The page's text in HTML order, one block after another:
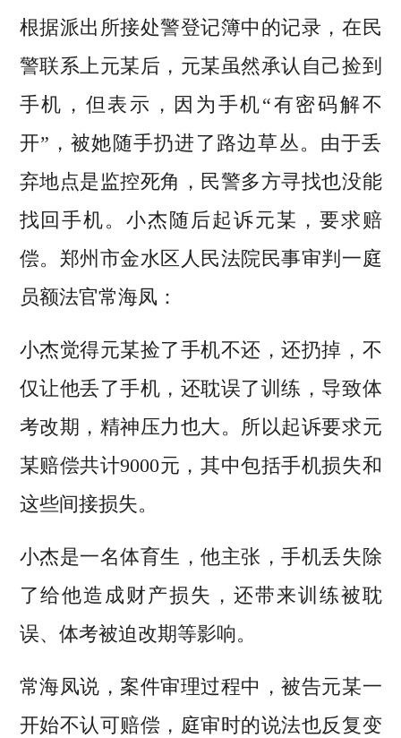
根据派出所接处警登记簿中的记录，在民
警联系上元某后，元某虽然承认自己捡到
手机，但表示，因为手机“有密码解不
开”，被她随手扔进了路边草丛。由于丢
弃地点是监控死角，民警多方寻找也没能
找回手机。小杰随后起诉元某，要求赔
偿。郑州市金水区人民法院民事审判一庭
员额法官常海凤：
小杰觉得元某捡了手机不还，还扔掉，不
仅让他丢了手机，还耽误了训练，导致体
考改期，精神压力也大。所以起诉要求元
某赔偿共计9000元，其中包括手机损失和
这些间接损失。
小杰是一名体育生，他主张，手机丢失除
了给他造成财产损失，还带来训练被耽
误、体考被迫改期等影响。
常海凤说，案件审理过程中，被告元某一
开始不认可赔偿，庭审时的说法也反复变